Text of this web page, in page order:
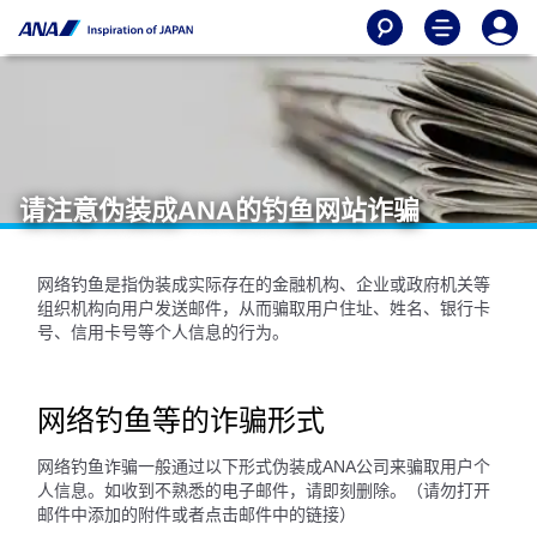
请注意伪装成ANA的钓鱼网站诈骗
网络钓鱼是指伪装成实际存在的金融机构、企业或政府机关等
组织机构向用户发送邮件，从而骗取用户住址、姓名、银行卡
号、信用卡号等个人信息的行为。
网络钓鱼等的诈骗形式
网络钓鱼诈骗一般通过以下形式伪装成ANA公司来骗取用户个
人信息。如收到不熟悉的电子邮件，请即刻删除。（请勿打开
邮件中添加的附件或者点击邮件中的链接）